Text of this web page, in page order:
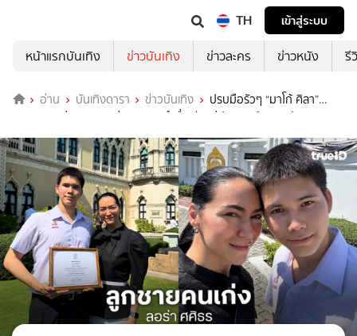
TH
เข้าสู่ระบบ
หน้าแรกบันเทิง
ข่าวบันเทิง ข่าวละคร ข่าวหนัง รี
อ่าน บันเทิงดารา ข่าวบันเทิง
ปรบมือรัวๆ “มาโก้ ศิลา”
ลูกชายสุดเก่งของ “ลอร่า ศศิธร” นำชื่อเสียงสู่ประเทศ ด้านศิลปะ